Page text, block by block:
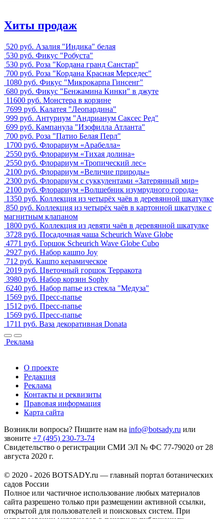
Хиты продаж
520 руб. Азалия "Индика" белая
530 руб. Фикус "Робуста"
530 руб. Роза "Кордана гранд Санстар"
700 руб. Роза "Кордана Красная Мерседес"
1080 руб. Фикус "Микрокарпа Гинсенг"
680 руб. Фикус "Бенжамина Кинки" в джуте
11600 руб. Монстера в корзине
7699 руб. Калатея "Леопардина"
999 руб. Антуриум "Андрианум Саксес Ред"
699 руб. Кампанула "Изофилла Атланта"
700 руб. Роза "Патио Белая Перл"
1700 руб. Флорариум «Арабелла»
2550 руб. Флорариум «Тихая долина»
2550 руб. Флорариум «Тропический лес»
2100 руб. Флорариум «Величие природы»
2300 руб. Флорариум с суккулентами «Затерянный мир»
2100 руб. Флорариум «Волшебник изумрудного города»
1350 руб. Коллекция из четырёх чаёв в деревянной шкатулке
850 руб. Коллекция из четырёх чаёв в картонной шкатулке с
магнитным клапаном
1800 руб. Коллекция из девяти чаёв в деревянной шкатулке
3728 руб. Посадочная чаша Scheurich Wave Globe
4771 руб. Горшок Scheurich Wave Globe Cubo
2927 руб. Набор кашпо Joy
712 руб. Кашпо керамическое
2019 руб. Цветочный горшок Терракота
3980 руб. Набор корзин Sophy
6240 руб. Набор папье из стекла "Медуза"
1569 руб. Пресс-папье
1512 руб. Пресс-папье
1569 руб. Пресс-папье
1711 руб. Ваза декоративная Donata
Реклама
О проекте
Редакция
Реклама
Контакты и реквизиты
Правовая информация
Карта сайта
Возникли вопросы? Пишите нам на info@botsady.ru или
звоните +7 (495) 230-73-74
Свидетельство о регистрации СМИ ЭЛ № ФС 77-79020 от 28
августа 2020 г.
© 2020 - 2026 BOTSADY.ru — главный портал ботанических
садов России
Полное или частичное использование любых материалов
сайта разрешено только при размещении активной ссылки,
открытой для пользователей и поисковых систем. При